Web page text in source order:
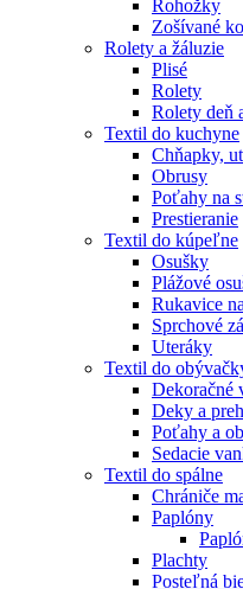
Rohožky
Zošívané
Rolety a žáluzie
Plisé
Rolety
Rolety deň
Textil do kuchyne
Chňapky,
Obrusy
Poťahy na
Prestieranie
Textil do kúpeľne
Osušky
Plážové
Rukavice
Sprchové
Uteráky
Textil do
Dekoračné
Deky a
Poťahy a
Sedacie
Textil do spálne
Chrániče
Paplóny
Plachty
Posteľná